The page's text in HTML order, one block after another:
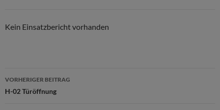
Kein Einsatzbericht vorhanden
Beitragsnavigation
VORHERIGER BEITRAG
H-02 Türöffnung